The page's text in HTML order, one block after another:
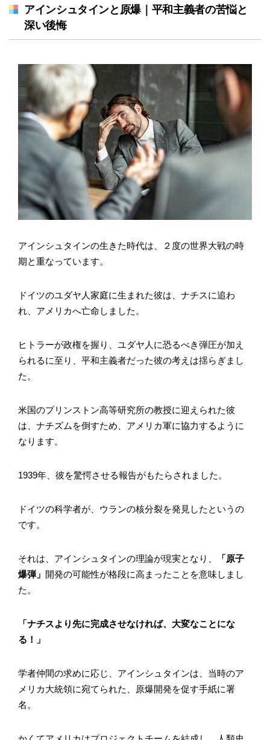
アインシュタインと原爆｜平和主義者の苦悩と
深い後悔
アインシュタインの生きた時代は、２度の世界大戦の時
期と重なっています。
ドイツのユダヤ人家庭に生まれた彼は、ナチスに追わ
れ、アメリカへ亡命しました。
ヒトラーが政権を握り、ユダヤ人に恐るべき弾圧が加え
られるに至り、平和主義者だった彼の考えは揺らぎまし
た。
米国のプリンストン高等研究所の教授に迎えられた彼
は、ナチズムを倒すため、アメリカ軍に協力するように
なります。
1939年、彼を驚愕させる報告がもたらされました。
ドイツの科学者が、ウランの核分裂を発見したというの
です。
それは、アインシュタインの理論が現実となり、
「原子
爆弾」 開発の可能性が格段に高まったことを意味しまし
た。
「ナチスより先に完成させなければ、大変なことにな
る！」
学者仲間の求めに応じ、アインシュタインは、当時のア
メリカ大統領に宛てられた、原爆開発を促す手紙に署
名。